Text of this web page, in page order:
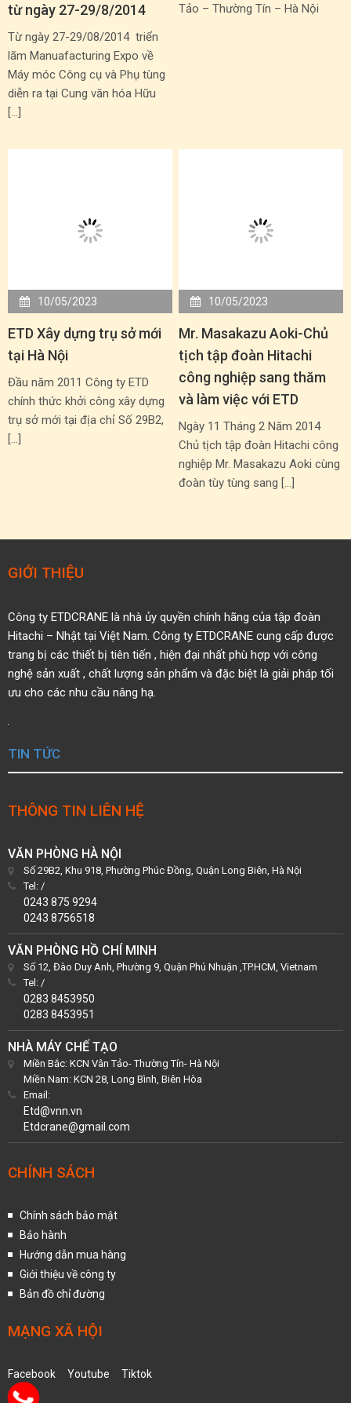
từ ngày 27-29/8/2014
Từ ngày 27-29/08/2014 triển
lãm Manuafacturing Expo về
Máy móc Công cụ và Phụ tùng
diễn ra tại Cung văn hóa Hữu
[…]
Tảo – Thường Tín – Hà Nội
10/05/2023
ETD Xây dựng trụ sở mới
tại Hà Nội
Đầu năm 2011 Công ty ETD
chính thức khởi công xây dựng
trụ sở mới tại địa chỉ Số 29B2,
[…]
10/05/2023
Mr. Masakazu Aoki-Chủ
tịch tập đoàn Hitachi
công nghiệp sang thăm
và làm việc với ETD
Ngày 11 Tháng 2 Năm 2014
Chủ tịch tập đoàn Hitachi công
nghiệp Mr. Masakazu Aoki cùng
đoàn tùy tùng sang […]
GIỚI THIỆU
Công ty ETDCRANE là nhà ủy quyền chính hãng của tập đoàn
Hitachi – Nhật tại Việt Nam. Công ty ETDCRANE cung cấp được
trang bị các thiết bị tiên tiến , hiện đại nhất phù hợp với công
nghệ sản xuất , chất lượng sản phẩm và đặc biệt là giải pháp tối
ưu cho các nhu cầu nâng hạ.
TIN TỨC
THÔNG TIN LIÊN HỆ
VĂN PHÒNG HÀ NỘI
Số 29B2, Khu 918, Phường Phúc Đồng, Quận Long Biên, Hà Nội
Tel:
0243 875 9294
/
0243 8756518
VĂN PHÒNG HỒ CHÍ MINH
Số 12, Đào Duy Anh, Phường 9, Quận Phú Nhuận ,TP.HCM, Vietnam
Tel:
0283 8453950
/
0283 8453951
NHÀ MÁY CHẾ TẠO
Miền Bắc: KCN Vân Tảo- Thường Tín- Hà Nội
Miền Nam: KCN 28, Long Bình, Biên Hòa
Email:
Etd@vnn.vn
Etdcrane@gmail.com
CHÍNH SÁCH
Chính sách bảo mật
Bảo hành
Hướng dẫn mua hàng
Giới thiệu về công ty
Bản đồ chỉ đường
MẠNG XÃ HỘI
Facebook Youtube Tiktok